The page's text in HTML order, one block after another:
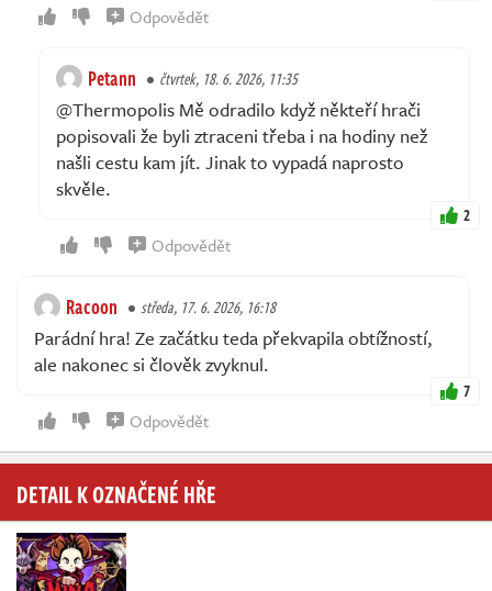
Odpovědět
Petann čtvrtek, 18. 6. 2026, 11:35
@Thermopolis Mě odradilo když někteří hrači
popisovali že byli ztraceni třeba i na hodiny než
našli cestu kam jít. Jinak to vypadá naprosto
skvěle.
2
Odpovědět
Racoon středa, 17. 6. 2026, 16:18
Parádní hra! Ze začátku teda překvapila obtížností,
ale nakonec si člověk zvyknul.
7
Odpovědět
DETAIL K OZNAČENÉ HŘE